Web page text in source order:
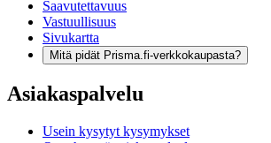
Saavutettavuus
Vastuullisuus
Sivukartta
Mitä pidät Prisma.fi-verkkokaupasta?
Asiakaspalvelu
Usein kysytyt kysymykset